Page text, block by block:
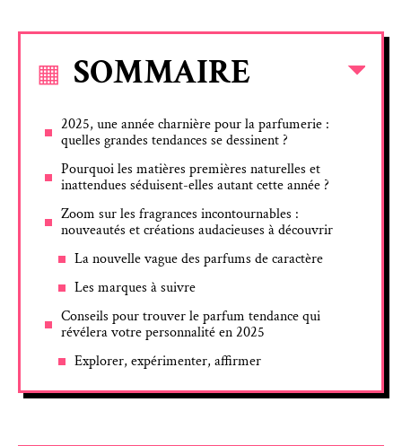
SOMMAIRE
2025, une année charnière pour la parfumerie :
quelles grandes tendances se dessinent ?
Pourquoi les matières premières naturelles et
inattendues séduisent-elles autant cette année ?
Zoom sur les fragrances incontournables :
nouveautés et créations audacieuses à découvrir
La nouvelle vague des parfums de caractère
Les marques à suivre
Conseils pour trouver le parfum tendance qui
révélera votre personnalité en 2025
Explorer, expérimenter, affirmer